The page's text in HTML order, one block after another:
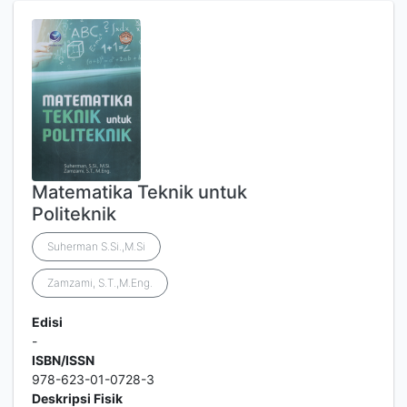
Matematika Teknik untuk
Politeknik
Suherman S.Si.,M.Si
Zamzami, S.T.,M.Eng.
Edisi
-
ISBN/ISSN
978-623-01-0728-3
Deskripsi Fisik